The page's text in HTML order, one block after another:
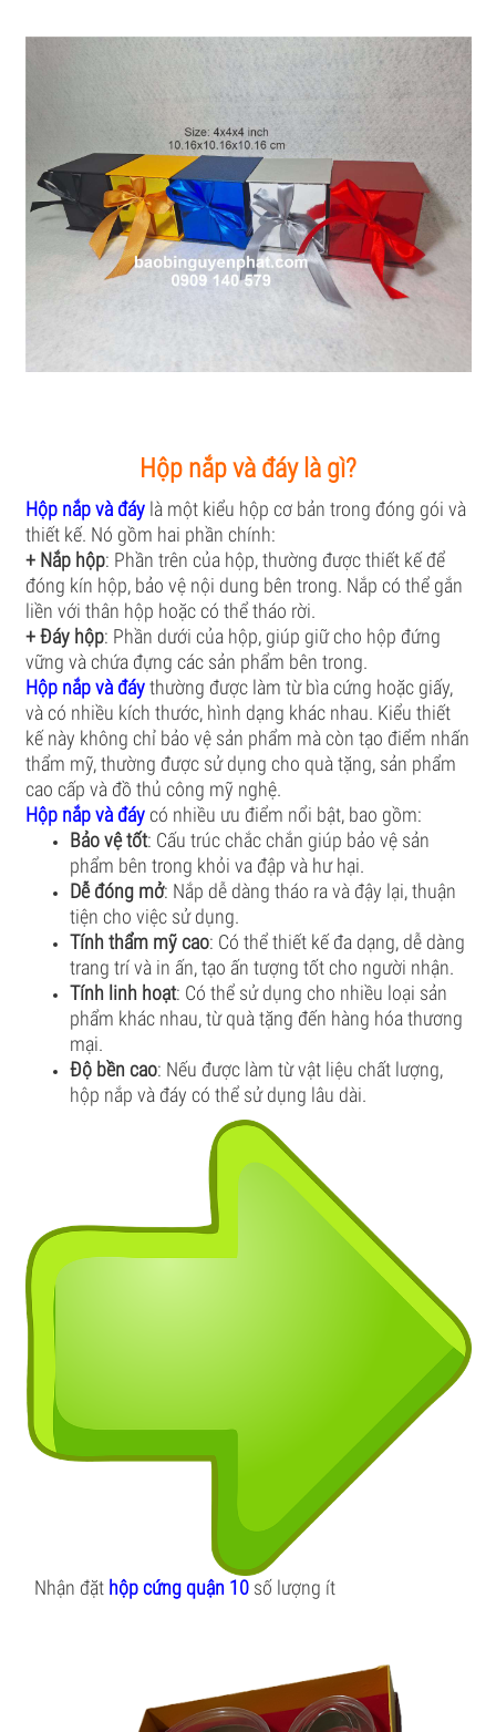
Hộp nắp và đáy là gì?
Hộp nắp và đáy là một kiểu hộp cơ bản trong đóng gói và
thiết kế. Nó gồm hai phần chính:
+ Nắp hộp: Phần trên của hộp, thường được thiết kế để
đóng kín hộp, bảo vệ nội dung bên trong. Nắp có thể gắn
liền với thân hộp hoặc có thể tháo rời.
+ Đáy hộp: Phần dưới của hộp, giúp giữ cho hộp đứng
vững và chứa đựng các sản phẩm bên trong.
Hộp nắp và đáythường được làm từ bìa cứng hoặc giấy,
và có nhiều kích thước, hình dạng khác nhau. Kiểu thiết
kế này không chỉ bảo vệ sản phẩm mà còn tạo điểm nhấn
thẩm mỹ, thường được sử dụng cho quà tặng, sản phẩm
cao cấp và đồ thủ công mỹ nghệ.
Hộp nắp và đáycó nhiều ưu điểm nổi bật, bao gồm:
Bảo vệ tốt: Cấu trúc chắc chắn giúp bảo vệ sản
phẩm bên trong khỏi va đập và hư hại.
Dễ đóng mở: Nắp dễ dàng tháo ra và đậy lại, thuận
tiện cho việc sử dụng.
Tính thẩm mỹ cao: Có thể thiết kế đa dạng, dễ dàng
trang trí và in ấn, tạo ấn tượng tốt cho người nhận.
Tính linh hoạt: Có thể sử dụng cho nhiều loại sản
phẩm khác nhau, từ quà tặng đến hàng hóa thương
mại.
Độ bền cao: Nếu được làm từ vật liệu chất lượng,
hộp nắp và đáy có thể sử dụng lâu dài.
Nhận đặt hộp cứng quận 10 số lượng ít